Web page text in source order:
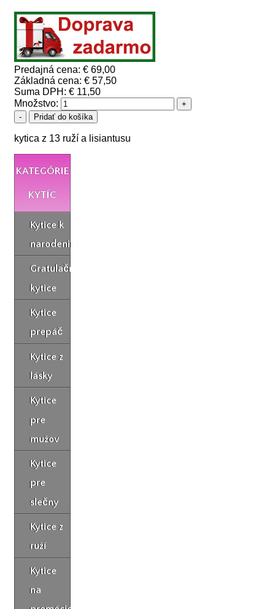
Predajná cena: € 69,00
Základná cena: € 57,50
Suma DPH: € 11,50
Množstvo:
kytica z 13 ruží a lisiantusu
KATEGÓRIE
KYTÍC
Kytice k
narodeninám
Gratulačné
kytice
Kytice
prepáč
Kytice z
lásky
Kytice
pre
mužov
Kytice
pre
slečny
Kytice z
ruží
Kytice
na